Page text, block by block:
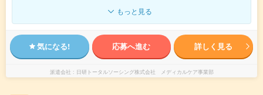
もっと見る
気になる! 応募へ進む 詳しく見る
派遣会社 日研トータルソーシング株式会社 メディカルケア事業部